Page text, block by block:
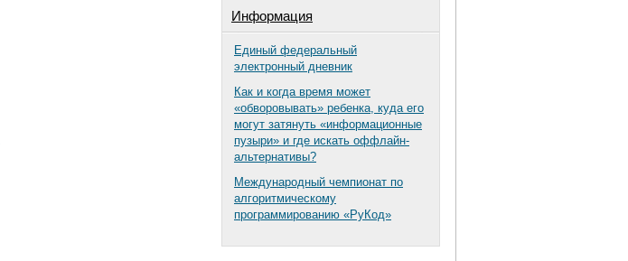
Информация
Единый федеральный
электронный дневник
Как и когда время может
«обворовывать» ребенка, куда его
могут затянуть «информационные
пузыри» и где искать оффлайн-
альтернативы?
Международный чемпионат по
алгоритмическому
программированию «РуКод»